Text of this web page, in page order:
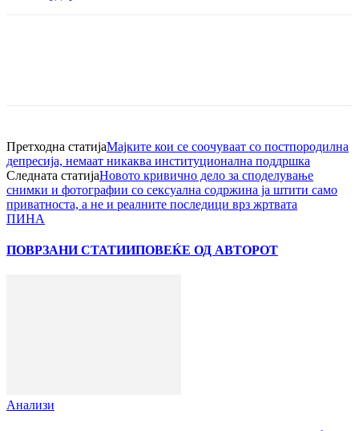
Претходна статијаМајките кои се соочуваат со постпородилна
депресија, немаат никаква институционална поддршка
Следната статијаНовото кривично дело за споделување
снимки и фотографии со сексуална содржина ја штити само
приватноста, а не и реалните последици врз жртвата
ПИНА
ПОВРЗАНИ СТАТИИПОВЕЌЕ ОД АВТОРОТ
Анализи